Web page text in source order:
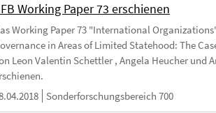
Working Paper 73 erschienen
Working Paper 73 "International
in Areas of Limited Statehood: The
Leon Valentin Schettler , Angela Heucher und
Sonderforschungsbereich 700